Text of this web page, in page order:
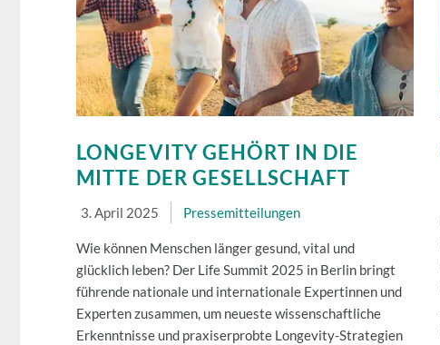
LONGEVITY GEHÖRT IN DIE
MITTE DER GESELLSCHAFT
3. April 2025 Pressemitteilungen
Wie können Menschen länger gesund, vital und
glücklich leben? Der Life Summit 2025 in Berlin bringt
führende nationale und internationale Expertinnen und
Experten zusammen, um neueste wissenschaftliche
Erkenntnisse und praxiserprobte Longevity-Strategien